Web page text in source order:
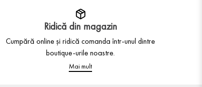
Ridică din magazin
Cumpără online și ridică comanda într-unul dintre
boutique-urile noastre.
Mai mult